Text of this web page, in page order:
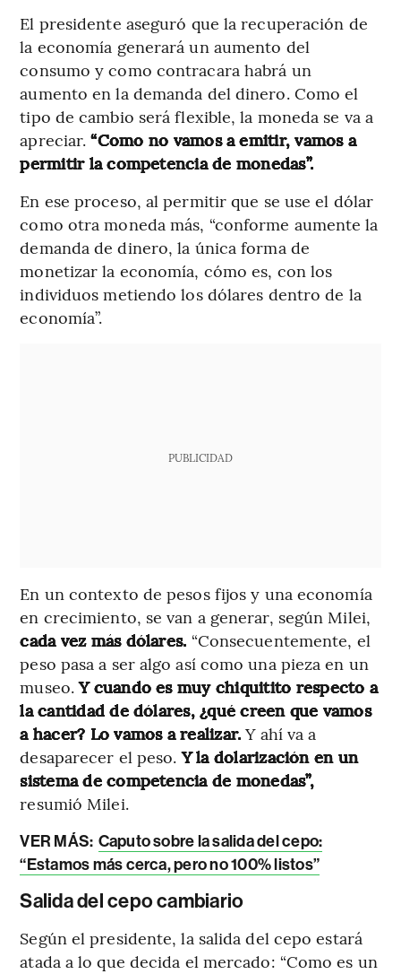
El presidente aseguró que la recuperación de
la economía generará un aumento del
consumo y como contracara habrá un
aumento en la demanda del dinero. Como el
tipo de cambio será flexible, la moneda se va a
apreciar.“Como no vamos a emitir, vamos a
permitir la competencia de monedas”.
En ese proceso, al permitir que se use el dólar
como otra moneda más, “conforme aumente la
demanda de dinero, la única forma de
monetizar la economía, cómo es, con los
individuos metiendo los dólares dentro de la
economía”.
PUBLICIDAD
En un contexto de pesos fijos y una economía
en crecimiento, se van a generar, según Milei,
cada vez más dólares. “Consecuentemente, el
peso pasa a ser algo así como una pieza en un
museo.Y cuando es muy chiquitito respecto a
la cantidad de dólares, ¿qué creen que vamos
a hacer? Lo vamos a realizar. Y ahí va a
desaparecer el peso. Y la dolarización en un
sistema de competencia de monedas”,
resumió Milei.
VER MÁS: Caputo sobre la salida del cepo:
“Estamos más cerca, pero no 100% listos”
Salida del cepo cambiario
Según el presidente, la salida del cepo estará
atada a lo que decida el mercado: “Como es un